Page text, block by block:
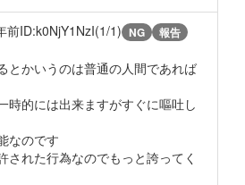
前ID:k0NjY1NzI(1/1) NG 報告
とかいうのは普通の人間であれば
時的には出来ますがすぐに嘔吐し
なのです
された行為なのでもっと誇ってく